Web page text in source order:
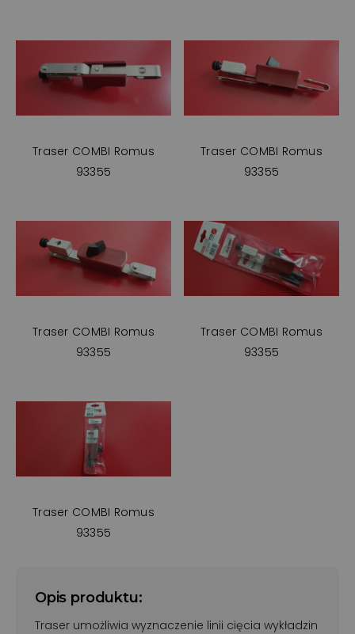
Traser COMBI Romus
93355
Traser COMBI Romus
93355
Traser COMBI Romus
93355
Traser COMBI Romus
93355
Traser COMBI Romus
93355
Opis produktu:
Traser umożliwia wyznaczenie linii cięcia wykładzin